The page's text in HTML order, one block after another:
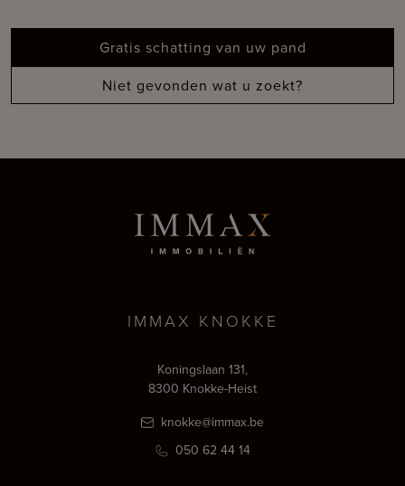
Gratis schatting van uw pand
Niet gevonden wat u zoekt?
IMMAX KNOKKE
Koningslaan 131,
8300 Knokke-Heist
knokke@immax.be
050 62 44 14